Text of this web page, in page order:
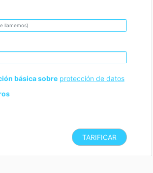
básica sobre protección de datos
TARIFICAR